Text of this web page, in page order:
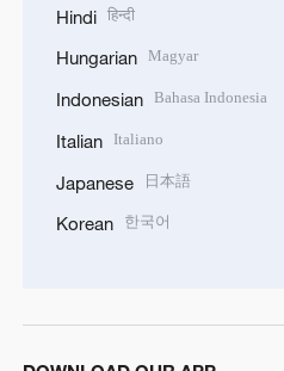
Hindi हिन्दी
Hungarian Magyar
Indonesian Bahasa Indonesia
Italian Italiano
Japanese 日本語
Korean 한국어